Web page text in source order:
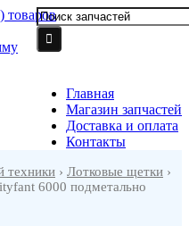
товаров
Главная
Магазин запчастей
Доставка и оплата
Контакты
техники › Лотковые щетки ›
6000 подметально